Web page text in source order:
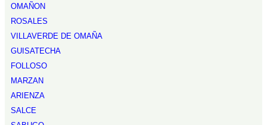
OMAÑON
ROSALES
VILLAVERDE DE OMAÑA
GUISATECHA
FOLLOSO
MARZAN
ARIENZA
SALCE